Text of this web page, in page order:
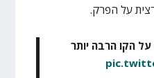
על הפרק.
הקו הרבה יותר